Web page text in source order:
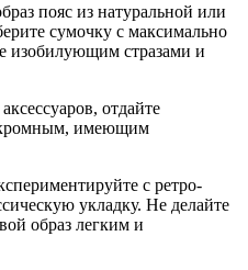
пояс из натуральной или
сумочку с максимально
изобилующим стразами и
отдайте
имеющим
с ретро-
укладку. Не делайте
образ легким и